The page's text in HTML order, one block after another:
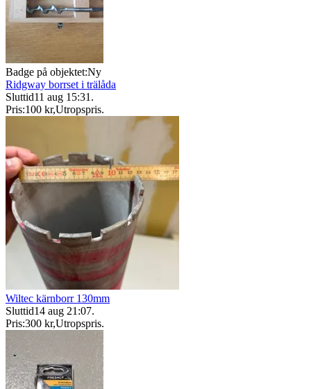
Badge på objektet:Ny
Ridgway borrset i trälåda
Sluttid11 aug 15:31 .
Pris:100 kr,Utropspris.
Wiltec kärnborr 130mm
Sluttid14 aug 21:07.
Pris:300 kr,Utropspris.